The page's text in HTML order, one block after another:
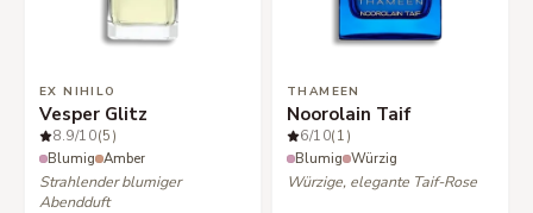
EX NIHILO
Vesper Glitz
8.9/10(5)
Blumig Amber
Strahlender blumiger
Abendduft
THAMEEN
Noorolain Taif
6/10(1)
Blumig Würzig
Würzige, elegante Taif-Rose